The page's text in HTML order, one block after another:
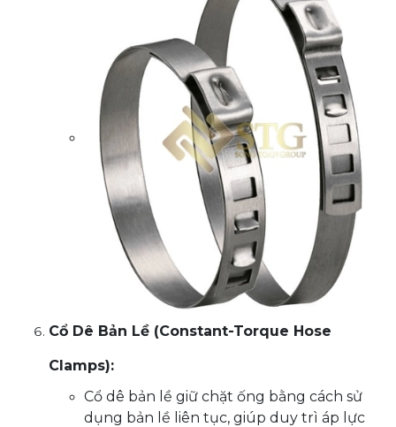
Cổ Dê Bản Lề (Constant-Torque Hose
Clamps):
Cổ dê bản lề giữ chặt ống bằng cách sử
dụng bản lề liên tục, giúp duy trì áp lực